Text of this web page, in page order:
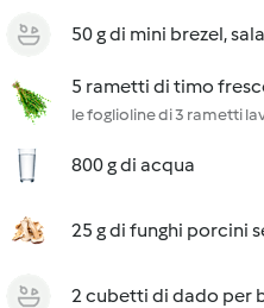
50 g di mini brezel,
5 rametti di timo
le foglioline di 3 rametti
800 g di acqua
25 g di funghi porcini
2 cubetti di dado per